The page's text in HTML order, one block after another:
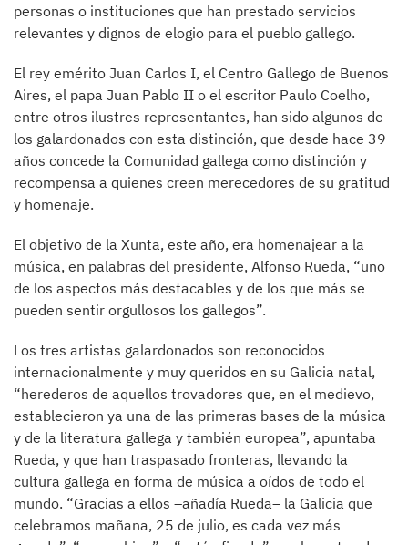
personas o instituciones que han prestado servicios
relevantes y dignos de elogio para el pueblo gallego.
El rey emérito Juan Carlos I, el Centro Gallego de Buenos
Aires, el papa Juan Pablo II o el escritor Paulo Coelho,
entre otros ilustres representantes, han sido algunos de
los galardonados con esta distinción, que desde hace 39
años concede la Comunidad gallega como distinción y
recompensa a quienes creen merecedores de su gratitud
y homenaje.
El objetivo de la Xunta, este año, era homenajear a la
música, en palabras del presidente, Alfonso Rueda, “uno
de los aspectos más destacables y de los que más se
pueden sentir orgullosos los gallegos”.
Los tres artistas galardonados son reconocidos
internacionalmente y muy queridos en su Galicia natal,
“herederos de aquellos trovadores que, en el medievo,
establecieron ya una de las primeras bases de la música
y de la literatura gallega y también europea”, apuntaba
Rueda, y que han traspasado fronteras, llevando la
cultura gallega en forma de música a oídos de todo el
mundo. “Gracias a ellos –añadía Rueda– la Galicia que
celebramos mañana, 25 de julio, es cada vez más